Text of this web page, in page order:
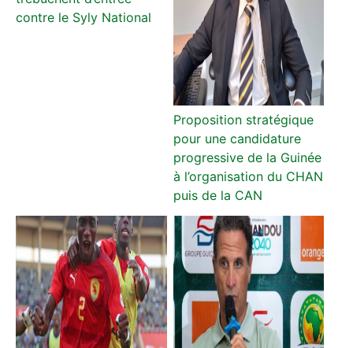
contre le Syly National
Proposition stratégique
pour une candidature
progressive de la Guinée
à l’organisation du CHAN
puis de la CAN